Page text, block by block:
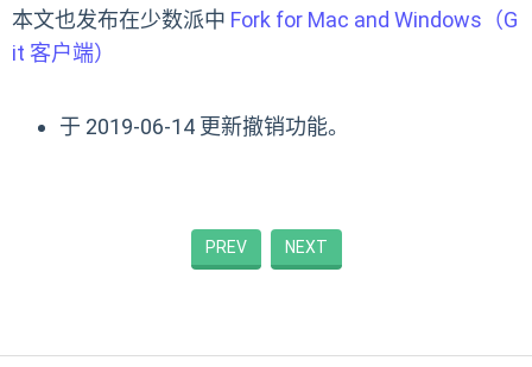
本文也发布在少数派中 Fork for Mac and Windows（G
it 客户端）
于 2019-06-14 更新撤销功能。
PREV NEXT